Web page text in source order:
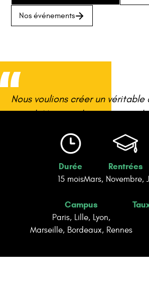
Nos événements
Nous voulions créer un véritable
social. Miser sur la motivation,
les lignes d’un CV.
Durée
15 mois
Rentrées
Mars, Novembre,
Campus
Paris, Lille, Lyon,
Marseille, Bordeaux, Rennes